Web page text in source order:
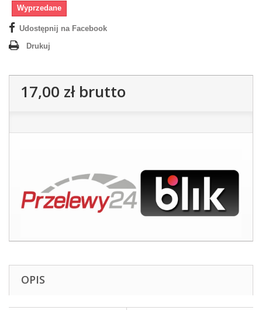
Wyprzedane
Udostępnij na Facebook
Drukuj
17,00 złbrutto
OPIS